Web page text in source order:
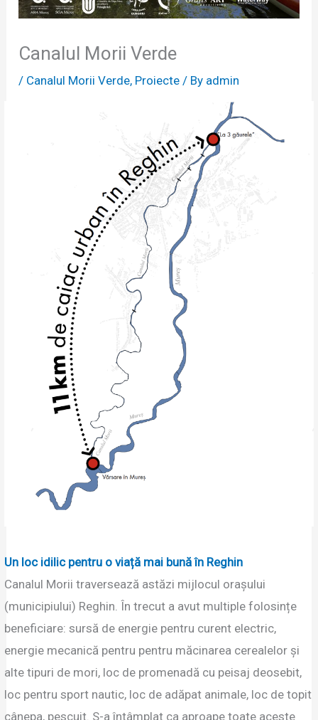
Canalul Morii Verde
/ Canalul Morii Verde, Proiecte / By admin
Un loc idilic pentru o viață mai bună în Reghin
Canalul Morii traversează astăzi mijlocul orașului
(municipiului) Reghin. În trecut a avut multiple folosințe
beneficiare: sursă de energie pentru curent electric,
energie mecanică pentru pentru măcinarea cerealelor și
alte tipuri de mori, loc de promenadă cu peisaj deosebit,
loc pentru sport nautic, loc de adăpat animale, loc de topit
cânepa, pescuit. S-a întâmplat ca aproape toate aceste